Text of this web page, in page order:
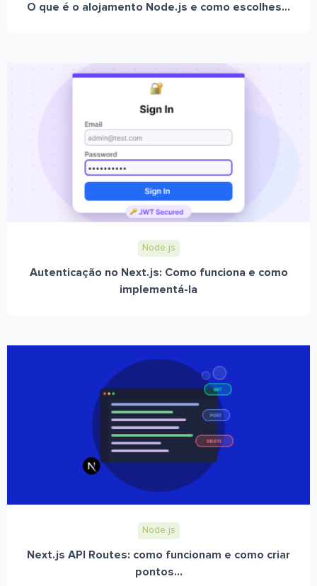
O que é o alojamento Node.js e como escolhes...
Node.js
Autenticação no Next.js: Como funciona e como
implementá-la
Node.js
Next.js API Routes: como funcionam e como criar
pontos...